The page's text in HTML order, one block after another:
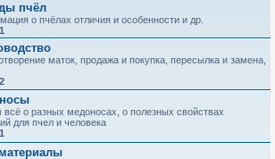
пчёл
о пчёлах отличия и особенности и др.
1
маток, продажа и покупка, пересылка и замена,
2
о разных медоносах, о полезных свойствах
для пчел и человека
1